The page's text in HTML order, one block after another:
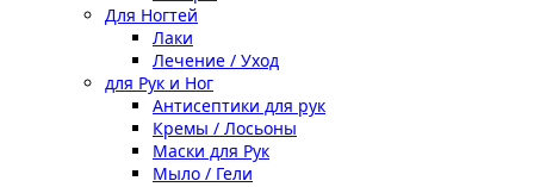
Для Ногтей
Лаки
Лечение / Уход
для Рук и Ног
Антисептики для рук
Кремы / Лосьоны
Маски для Рук
Мыло / Гели